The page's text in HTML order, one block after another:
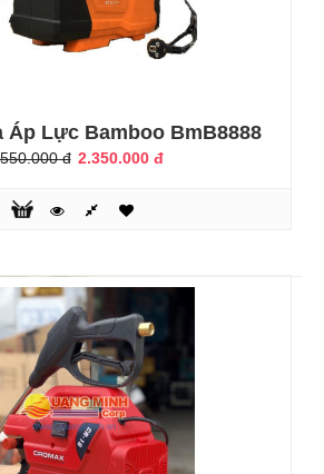
đất Husqvarna TF 544
26.125.000 đ
ngày càng phát triển và được áp dụng
nghiệp. Hiện nay, bà con đã biết cách
Áp Lực Bamboo BmB8888
đ 2.350.000 đ